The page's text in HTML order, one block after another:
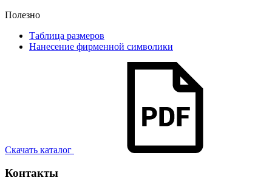
Полезно
Таблица размеров
Нанесение фирменной символики
Скачать каталог
Контакты